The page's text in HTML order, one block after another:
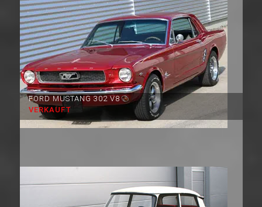
FORD MUSTANG 302 V8
VERKAUFT